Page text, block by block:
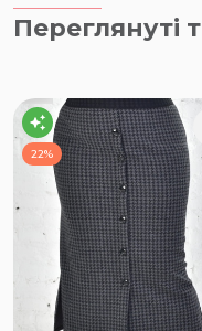
Переглянуті
22%